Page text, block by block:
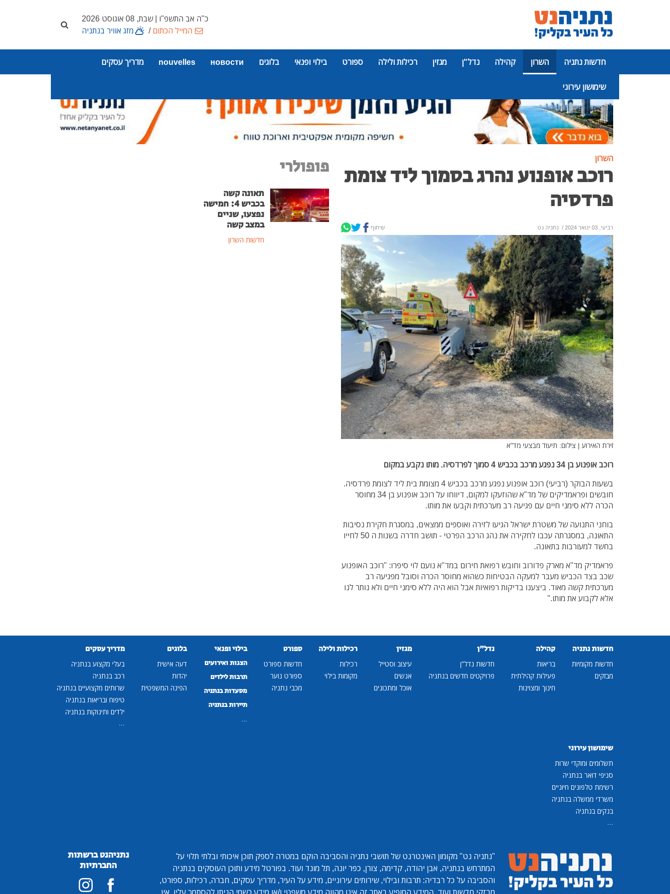
כ"ה אב התשפ"ו | שבת, 08 אוגוסט 2026
המייל הכתום/ מזג אוויר בנתניה
חדשות נתניה השרון קהילה נדל"ן מגזין רכילות ולילה ספורט בילוי ופנאי בלוגים новости
nouvelles מדריך עסקים
שימושון עירוני
פרסומת
השרון
רוכב אופנוע נהרג בסמוך ליד צומת
פרדסיה
רביעי, 03 ינואר 2024 / נתניה נט שיתוף
זירת האירוע | צילום: תיעוד מבצעי מד"א
רוכב אופנוע בן 34 נפגע מרכב בכביש 4 סמוך לפרדסיה. מותו נקבע במקום
בשעות הבוקר (רביעי) רוכב אופנוע נפגע מרכב בכביש 4 מצומת בית ליד לצומת פרדסיה.
חובשים ופראמדיקים של מד"א שהוזעקו למקום, דיווחו על רוכב אופנוע בן 34 מחוסר
הכרה ללא סימני חיים עם פגיעה רב מערכתית וקבעו את מותו.
בוחני התנועה של משטרת ישראל הגיעו לזירה ואוספים ממצאים, במסגרת חקירת נסיבות
התאונה, במסגרתה עכבו לחקירה את נהג הרכב הפרטי - תושב חדרה בשנות ה 50 לחייו
בחשד למעורבות בתאונה.
פראמדיק מד"א מארק פדורוב וחובש רפואת חירום במד"א נועם לוי סיפרו: "רוכב האופנוע
שכב בצד הכביש מעבר למעקה הבטיחות כשהוא מחוסר הכרה וסובל מפגיעה רב
מערכתית קשה מאוד. ביצענו בדיקות רפואיות אבל הוא היה ללא סימני חיים ולא נותר לנו
אלא לקבוע את מותו."
פופולרי
תאונה קשה
בכביש 4: חמישה
נפצעו, שניים
במצב קשה
חדשות השרון
חדשות נתניה
חדשות מקומיות
מבזקים
קהילה
בריאות
פעילות קהילתית
חינוך ומצוינות
נדל"ן
חדשות נדל"ן
פרויקטים חדשים בנתניה
מגזין
עיצוב וסטייל
אנשים
אוכל ומתכונים
רכילות ולילה
רכילות
מקומות בילוי
ספורט
חדשות ספורט
ספורט נוער
מכבי נתניה
בילוי ופנאי
הצגות ואירועים
תרבות לילדים
מסעדות בנתניה
תיירות בנתניה
...
בלוגים
דעה אישית
יהדות
הפינה המשפטית
מדריך עסקים
בעלי מקצוע בנתניה
רכב בנתניה
שרותים מקצועיים בנתניה
טיפוח ובריאות בנתניה
ילדים ותינוקות בנתניה
...
שימושון עירוני
תשלומים ומוקדי שרות
סניפי דואר בנתניה
רשימת טלפונים חיוניים
משרדי ממשלה בנתניה
בנקים בנתניה
...
"נתניה נט" מקומון האינטרנט של תושבי נתניה והסביבה הוקם במטרה לספק תוכן איכותי ובלתי תלוי על
המתרחש בנתניה, אבן יהודה, קדימה, צורן, כפר יונה, תל מונד ועוד. בפורטל מידע ותוכן העוסקים בנתניה
והסביבה על כל רבדיה: תרבות ובילוי, שירותים עירוניים, מידע על העיר, מדריך עסקים, חברה, רכילות, ספורט,
נתניהנט ברשתות
החברתיות